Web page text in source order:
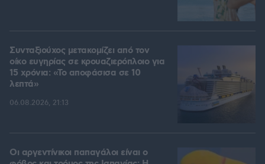
Συνταξιούχος μετακομίζει από τον
οίκο ευγηρίας σε κρουαζιερόπλοιο για
15 χρόνια: «Το αποφάσισα σε 10
λεπτά»
06.08.2026, 21:13
Οι αργεντίνικοι παπαγάλοι είναι ο